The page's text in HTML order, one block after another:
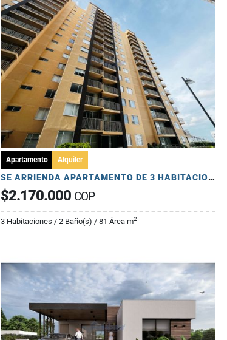
Apartamento Alquiler
SE ARRIENDA APARTAMENTO DE 3 HABITACIONES - AV 19 NORTE
$2.170.000 COP
3 Habitaciones / 2 Baño(s) / 81 Área m2